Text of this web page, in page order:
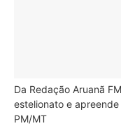
Da Redação Aruanã
estelionato e apreende
PM/MT